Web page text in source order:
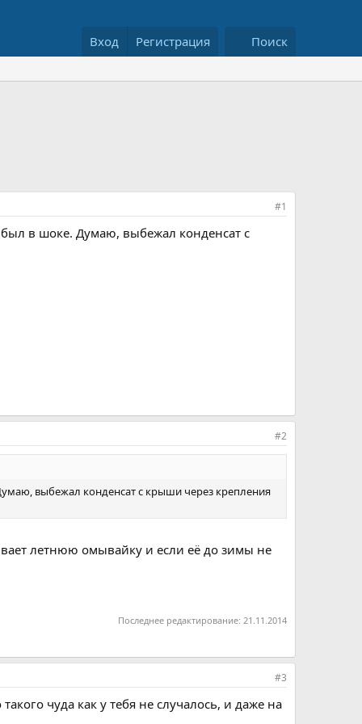
Вход Регистрация Поиск
#1
в шоке. Думаю, выбежал конденсат с
#2
выбежал конденсат с крыши через крепления
летнюю омывайку и если её до зимы не
Последнее редактирование: 21.11.2014
#3
чуда как у тебя не случалось, и даже на